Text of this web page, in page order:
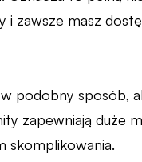
i zawsze masz
w podobny sposób,
zapewniają duże
skomplikowania.